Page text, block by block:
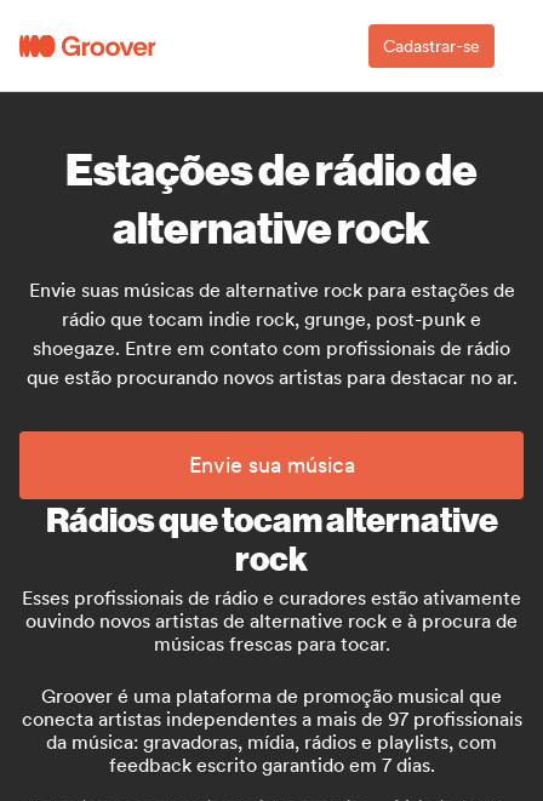
Cadastrar-se
Estações de rádio de
alternative rock
Envie suas músicas de alternative rock para estações de
rádio que tocam indie rock, grunge, post-punk e
shoegaze. Entre em contato com profissionais de rádio
que estão procurando novos artistas para destacar no ar.
Envie sua música
Rádios que tocam alternative
rock
Esses profissionais de rádio e curadores estão ativamente
ouvindo novos artistas de alternative rock e à procura de
músicas frescas para tocar.
Groover é uma plataforma de promoção musical que
conecta artistas independentes a mais de 97 profissionais
da música: gravadoras, mídia, rádios e playlists, com
feedback escrito garantido em 7 dias.